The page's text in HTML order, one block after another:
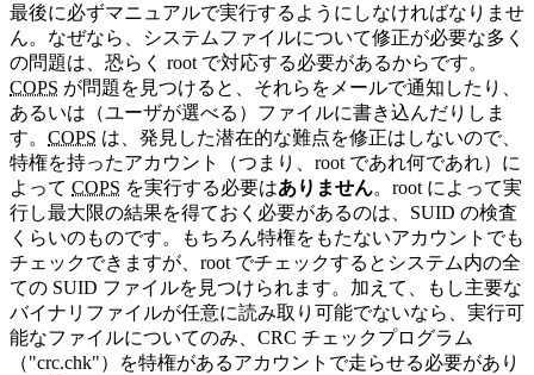
最後に必ずマニュアルで実行するようにしなければなりませ
ん。なぜなら、システムファイルについて修正が必要な多く
の問題は、恐らく root で対応する必要があるからです。
COPS が問題を見つけると、それらをメールで通知したり、
あるいは（ユーザが選べる）ファイルに書き込んだりしま
す。 COPS は、発見した潜在的な難点を修正はしないので、
特権を持ったアカウント（つまり、root であれ何であれ）に
よって COPS を実行する必要はありません。root によって実
行し最大限の結果を得ておく必要があるのは、SUID の検査
くらいのものです。もちろん特権をもたないアカウントでも
チェックできますが、root でチェックするとシステム内の全
ての SUID ファイルを見つけられます。加えて、もし主要な
バイナリファイルが任意に読み取り可能でないなら、実行可
能なファイルについてのみ、CRC チェックプログラム
（"crc.chk"）を特権があるアカウントで走らせる必要があり